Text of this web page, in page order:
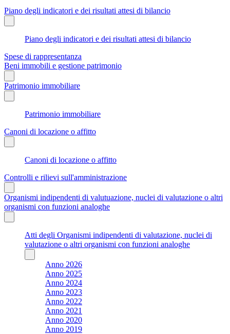
Piano degli indicatori e dei risultati attesi di bilancio
Piano degli indicatori e dei risultati attesi di bilancio
Spese di rappresentanza
Beni immobili e gestione patrimonio
Patrimonio immobiliare
Patrimonio immobiliare
Canoni di locazione o affitto
Canoni di locazione o affitto
Controlli e rilievi sull'amministrazione
Organismi indipendenti di valutuazione, nuclei di valutazione o altri
organismi con funzioni analoghe
Atti degli Organismi indipendenti di valutazione, nuclei di
valutazione o altri organismi con funzioni analoghe
Anno 2026
Anno 2025
Anno 2024
Anno 2023
Anno 2022
Anno 2021
Anno 2020
Anno 2019